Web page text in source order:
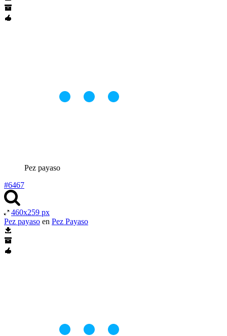
Pez payaso
#6467
460x259 px
Pez payaso en Pez Payaso